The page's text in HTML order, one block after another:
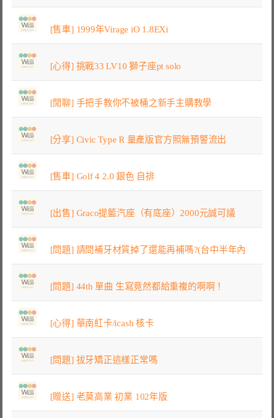
[售車] 1999年Virage iO 1.8EXi
[心得] 挑戰33 LV10 獅子座pt solo
[閒聊] 手把手教你不被桶之新手主購教學
[分享] Civic Type R 量產版官方照無預警流出
[售車] Golf 4 2.0 銀色 自排
[出售] Graco提籃汽座（有底座）2000元誠可議
[問題] 請問補牙材質掉了還能再補嗎?(台中半年內
[問題] 44th 單曲 生寫竟然都給重複的啊啊！
[心得] 華南紅卡/icash 核卡
[問題] 拔牙矯正這樣正常嗎
[贈送] 老莫高業 初業 102年版